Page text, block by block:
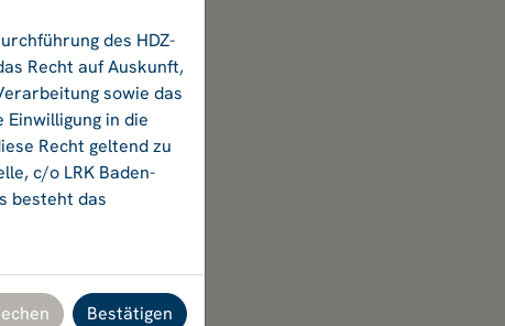
des HDZ-
Recht auf Auskunft,
sowie das
in die
Recht geltend zu
c/o LRK Baden-
besteht das
Bestätigen